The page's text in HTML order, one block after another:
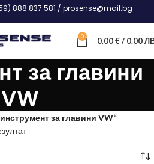
888 837 581 / prosense@mail.bg
0 0,00€/ 0.00
за главини
VW
за главини VW“